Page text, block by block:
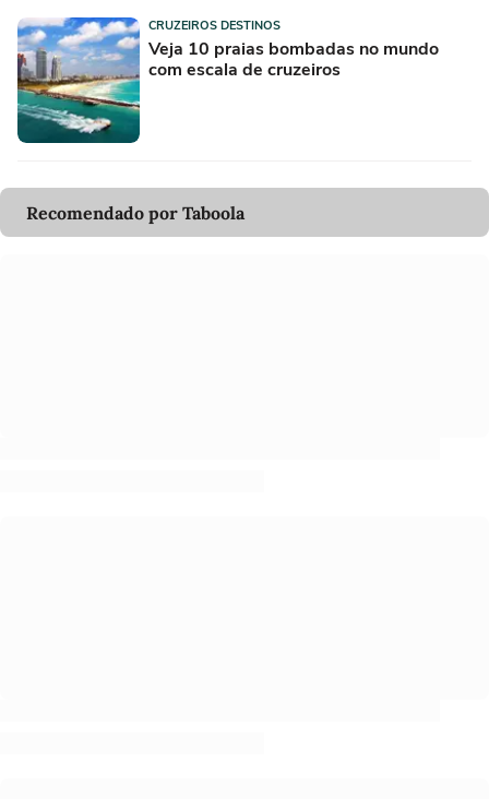
CRUZEIROS DESTINOS
Veja 10 praias bombadas no mundo
com escala de cruzeiros
Recomendado por Taboola